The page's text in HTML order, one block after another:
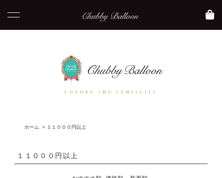
LUXURY AND GENIALITY
ホーム > １１０００円以上
１１０００円以上